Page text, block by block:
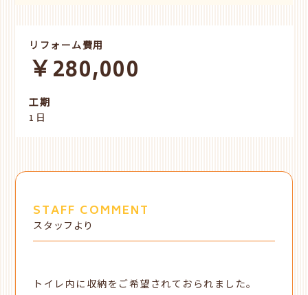
リフォーム費用
￥280,000
工期
1日
STAFF COMMENT
スタッフより
トイレ内に収納をご希望されておられました。